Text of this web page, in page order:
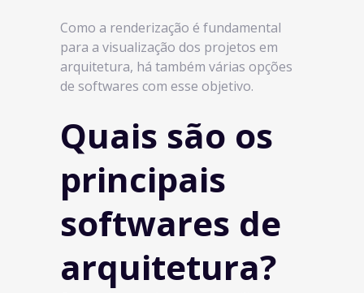
Como a renderização é fundamental
para a visualização dos projetos em
arquitetura, há também várias opções
de softwares com esse objetivo.
Quais são os
principais
softwares de
arquitetura?